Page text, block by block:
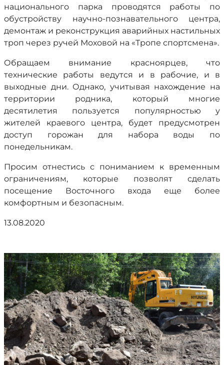
национального парка проводятся работы по
обустройству научно-познавательного центра,
демонтаж и реконструкция аварийных настильных
троп через ручей Моховой на «Тропе спортсмена».
Обращаем внимание красноярцев, что
технические работы ведутся и в рабочие, и в
выходные дни. Однако, учитывая нахождение на
территории родника, который многие
десятилетия пользуется популярностью у
жителей краевого центра, будет предусмотрен
доступ горожан для набора воды по
понедельникам.
Просим отнестись с пониманием к временным
ограничениям, которые позволят сделать
посещение Восточного входа еще более
комфортным и безопасным.
13.08.2020